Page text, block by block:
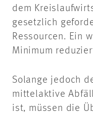
dem
gesetzlich
Ressourcen. Ein
Minimum
Solange jedoch
mittelaktive
ist, müssen die